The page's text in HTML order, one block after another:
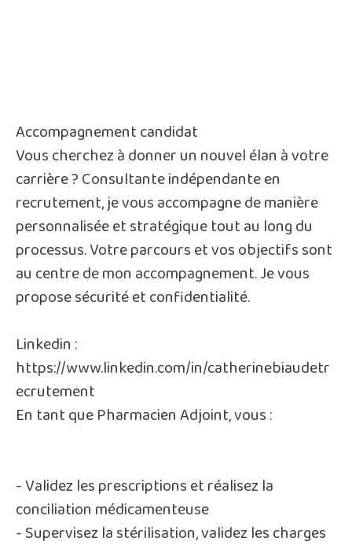
Accompagnement candidat
Vous cherchez à donner un nouvel élan à votre
carrière ? Consultante indépendante en
recrutement, je vous accompagne de manière
personnalisée et stratégique tout au long du
processus. Votre parcours et vos objectifs sont
au centre de mon accompagnement. Je vous
propose sécurité et confidentialité.
Linkedin :
https://www.linkedin.com/in/catherinebiaudetr
ecrutement
En tant que Pharmacien Adjoint, vous :
- Validez les prescriptions et réalisez la
conciliation médicamenteuse
- Supervisez la stérilisation, validez les charges